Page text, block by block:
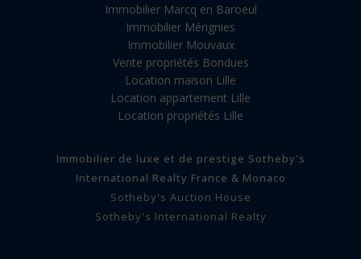
Immobilier Marcq en Baroeul
Immobilier Mérignies
Immobilier Mouvaux
Vente propriétés Bondues
Location maison Lille
Location appartement Lille
Location propriétés Lille
Immobilier de luxe et de prestige Sotheby's
International Realty France & Monaco
Sotheby's Auction House
Sotheby's International Realty